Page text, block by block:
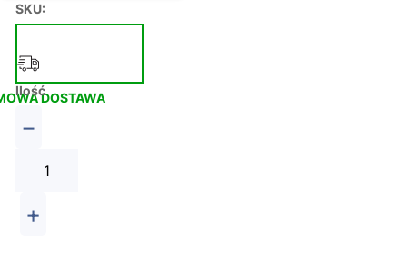
SKU:
DOSTAWA
Ilość
−
+